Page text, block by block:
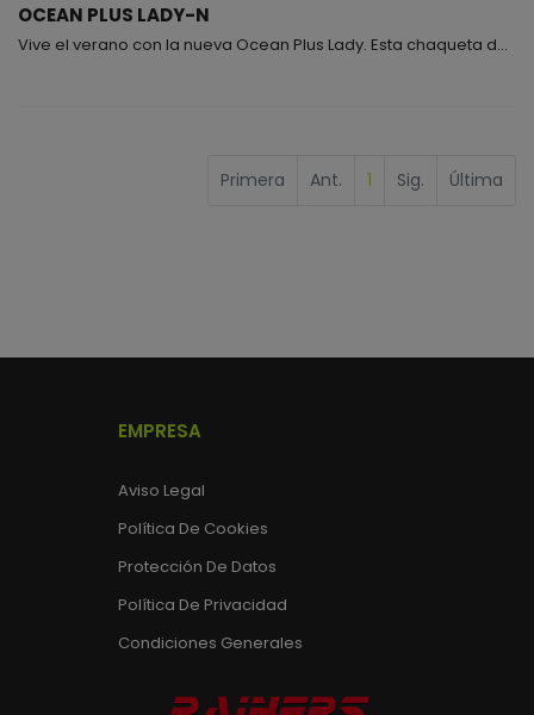
OCEAN PLUS LADY-N
Vive el verano con la nueva Ocean Plus Lady. Esta chaqueta de corte corto, que se ajusta cómodamente a la cadera, está confeccionada con un 80% de tejido de rejilla ventilada y un 20% de poliéster, logrando una circulación de aire excepcional sin renunciar a la resistencia. Equipada con protecciones homologadas CE en codos y hombros, combina ligereza y seguridad en una prenda perfecta para los días más calurosos. Sus ajustes en brazos mediante botones automáticos perm...
Primera Ant. 1 Sig. Última
EMPRESA
Aviso Legal
Política De Cookies
Protección De Datos
Política De Privacidad
Condiciones Generales